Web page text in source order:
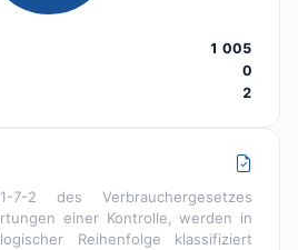
1 005
0
2
7-2 des Verbrauchergesetzes
einer Kontrolle, werden in
Reihenfolge klassifiziert